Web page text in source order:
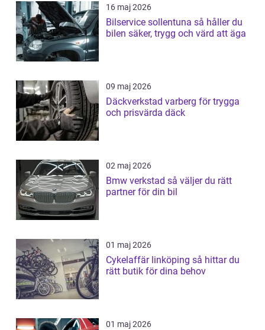
16 maj 2026
Bilservice sollentuna så håller du
bilen säker, trygg och värd att äga
09 maj 2026
Däckverkstad varberg för trygga
och prisvärda däck
02 maj 2026
Bmw verkstad så väljer du rätt
partner för din bil
01 maj 2026
Cykelaffär linköping så hittar du
rätt butik för dina behov
01 maj 2026